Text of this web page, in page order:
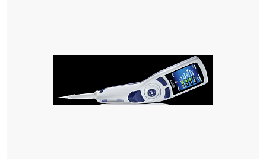
супервыталкивания — увеличение давления
воздуха на 150% для обеспечения эффективного
выталкивания микрообъемов жидкости и
предотвращении капиллярного эффекта;